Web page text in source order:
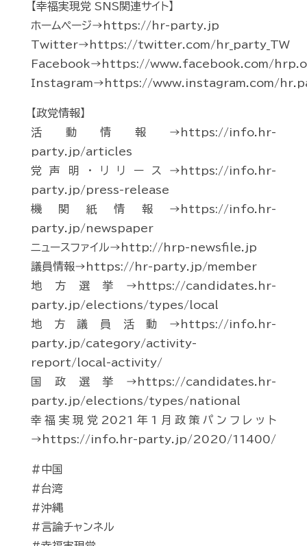
【幸福実現党 SNS関連サイト】
ホームページ→https://hr-party.jp
Twitter→https://twitter.com/hr_party_TW
Facebook→https://www.facebook.com/
Instagram→https://www.instagram.com/
【政党情報】
活動情報→https://info.hr-
party.jp/articles
党声明・リリース→https://info.hr-
party.jp/press-release
機関紙情報→https://info.hr-
party.jp/newspaper
ニュースファイル→http://hrp-newsfile.jp
議員情報→https://hr-party.jp/member
地方選挙→https://candidates.hr-
party.jp/elections/types/local
地方議員活動→https://info.hr-
party.jp/category/activity-
report/local-activity/
国政選挙→https://candidates.hr-
party.jp/elections/types/national
幸福実現党2021年1月政策パンフレット
→https://info.hr-party.jp/2020/11400/
#中国
#台湾
#沖縄
#言論チャンネル